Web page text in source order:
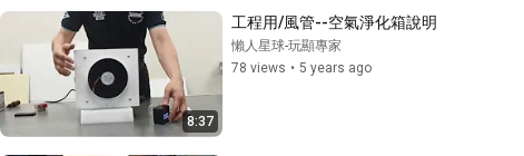
8:37
工程用/風管--空氣淨化箱說明
懶人星球-玩顯專家
78 views • 5 years ago